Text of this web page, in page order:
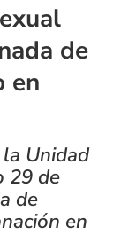
de
en
Unidad
29 de
de
en